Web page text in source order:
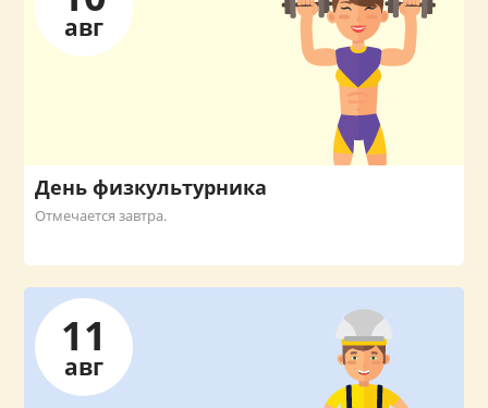
авг
День физкультурника
Отмечается завтра.
11
авг